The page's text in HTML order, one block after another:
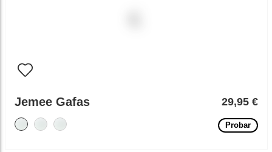
Jemee Gafas 29,95 €
Probar